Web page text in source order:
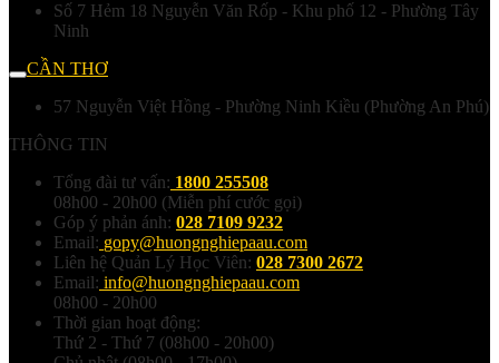
Số 7 Hẻm 18 Nguyễn Văn Rốp - Khu phố 12 - Phường Tây
Ninh
CẦN THƠ
57 Nguyễn Việt Hồng - Phường Ninh Kiều (Phường An Phú)
THÔNG TIN
Tổng đài tư vấn: 1800 255508
08h00 - 20h00 (Miễn phí cước gọi)
Góp ý phản ánh: 028 7109 9232
Email: gopy@huongnghiepaau.com
Liên hệ Quản Lý Học Viên: 028 7300 2672
Email: info@huongnghiepaau.com
08h00 - 20h00
Thời gian hoạt động:
Thứ 2 - Thứ 7 (08h00 - 20h00)